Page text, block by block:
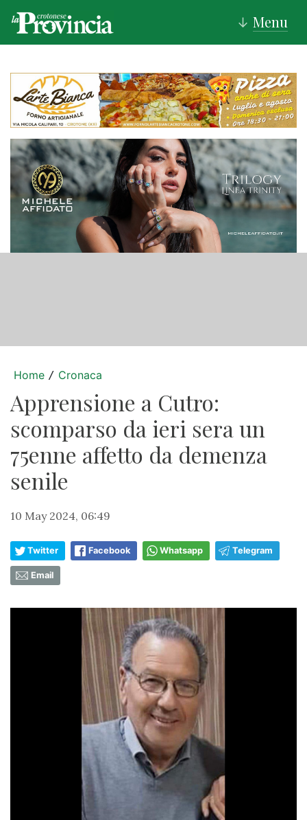
↓ Menu
Home / Cronaca
Apprensione a Cutro:
scomparso da ieri sera un
75enne affetto da demenza
senile
10 May 2024, 06:49
Twitter Facebook Whatsapp Telegram
Email